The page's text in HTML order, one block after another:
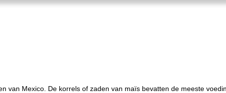
van Mexico. De korrels of zaden van maïs bevatten de meeste